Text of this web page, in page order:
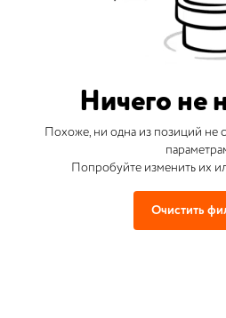
Ничего не
Похоже, ни одна из позиций не
Попробуйте изменить их
Очистить